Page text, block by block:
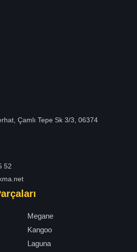
Çamlı Tepe Sk 3/3, 06374
52
Megane
Kangoo
Laguna